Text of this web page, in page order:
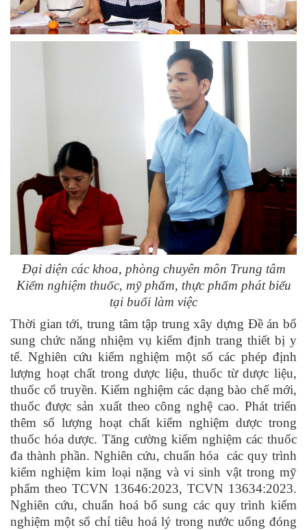
Đại diện các khoa, phòng chuyên môn Trung tâm
Kiểm nghiệm thuốc, mỹ phẩm, thực phẩm phát biểu
tại buổi làm việc
Thời gian tới, trung tâm tập trung xây dựng Đề án bổ
sung chức năng nhiệm vụ kiểm định trang thiết bị y
tế. Nghiên cứu kiểm nghiệm một số các phép định
lượng hoạt chất trong dược liệu, thuốc từ dược liệu,
thuốc cổ truyền. Kiểm nghiệm các dạng bào chế mới,
thuốc được sản xuất theo công nghệ cao. Phát triển
thêm số lượng hoạt chất kiểm nghiệm dược trong
thuốc hóa dược. Tăng cường kiểm nghiệm các thuốc
đa thành phần. Nghiên cứu, chuẩn hóa các quy trình
kiểm nghiệm kim loại nặng và vi sinh vật trong mỹ
phẩm theo TCVN 13646:2023, TCVN 13634:2023.
Nghiên cứu, chuẩn hoá bổ sung các quy trình kiểm
nghiệm một số chỉ tiêu hoá lý trong nước uống đóng